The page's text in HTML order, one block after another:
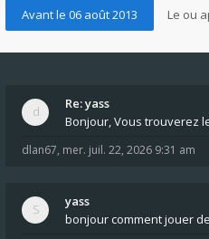
Re: yass
Bonjour, Vous trouverez
dlan67, mer. juil. 22, 2026 9:31 am
yass
bonjour comment jouer